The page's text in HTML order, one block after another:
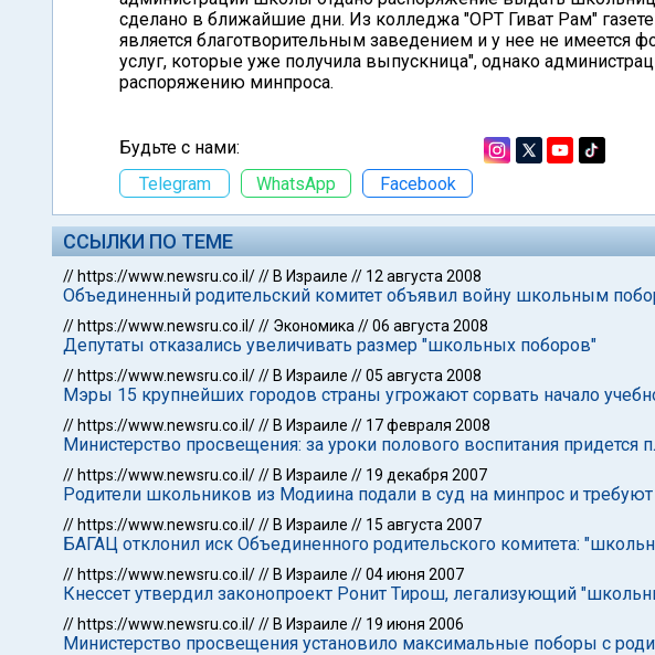
сделано в ближайшие дни. Из колледжа "ОРТ Гиват Рам" газете
является благотворительным заведением и у нее не имеется
услуг, которые уже получила выпускница", однако
распоряжению минпроса.
Будьте с нами:
Telegram
WhatsApp Facebook
ССЫЛКИ ПО ТЕМЕ
// https://www.newsru.co.il/// В Израиле // 12 августа 2008
Объединенный родительский комитет объявил войну школьным
// https://www.newsru.co.il/// Экономика //06 августа 2008
Депутаты отказались увеличивать размер "школьных поборов"
// https://www.newsru.co.il/// В Израиле //05 августа 2008
Мэры 15 крупнейших городов страны угрожают сорвать начало
// https://www.newsru.co.il/// В Израиле // 17 февраля 2008
Министерство просвещения: за уроки полового воспитания придется
// https://www.newsru.co.il/// В Израиле // 19 декабря 2007
Родители школьников из Модиина подали в суд на минпрос и
// https://www.newsru.co.il/// В Израиле // 15 августа 2007
БАГАЦ отклонил иск Объединенного родительского комитета:
// https://www.newsru.co.il/// В Израиле //04 июня 2007
Кнессет утвердил законопроект Ронит Тирош, легализующий
// https://www.newsru.co.il/// В Израиле // 19 июня 2006
Министерство просвещения установило максимальные поборы с